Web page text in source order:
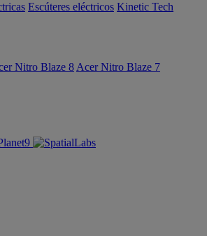
Escúteres eléctricos Kinetic Tech
Nitro Blaze 8 Acer Nitro Blaze 7